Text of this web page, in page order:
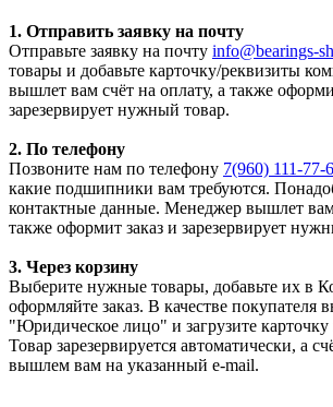
1. Отправить заявку на почту
Отправьте заявку на почту info@bearings-
товары и добавьте карточку/реквизиты
вышлет вам счёт на оплату, а также
зарезервирует нужный товар.
2. По телефону
Позвоните нам по телефону 7(960) 111-77-
какие подшипники вам требуются.
контактные данные. Менеджер вышлет вам
также оформит заказ и зарезервирует
3. Через корзину
Выберите нужные товары, добавьте их в
оформляйте заказ. В качестве покупателя
"Юридическое лицо" и загрузите карточку
Товар зарезервируется автоматически, а
вышлем вам на указанный e-mail.